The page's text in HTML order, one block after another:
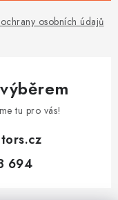
osobních údajů
tu pro vás!
694